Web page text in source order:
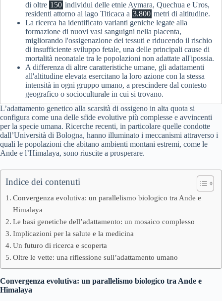
di oltre 150 individui delle etnie Aymara, Quechua e Uros,
residenti attorno al lago Titicaca a 3.800 metri di altitudine.
La ricerca ha identificato varianti geniche legate alla
formazione di nuovi vasi sanguigni nella placenta,
migliorando l'ossigenazione dei tessuti e riducendo il rischio
di insufficiente sviluppo fetale, una delle principali cause di
mortalità neonatale tra le popolazioni non adattate all'ipossia.
A differenza di altre caratteristiche umane, gli adattamenti
all'altitudine elevata esercitano la loro azione con la stessa
intensità in ogni gruppo umano, a prescindere dal contesto
geografico o socioculturale in cui si trovano.
L’adattamento genetico alla scarsità di ossigeno in alta quota si
configura come una delle sfide evolutive più complesse e avvincenti
per la specie umana. Ricerche recenti, in particolare quelle condotte
dall’Università di Bologna, hanno illuminato i meccanismi attraverso i
quali le popolazioni che abitano ambienti montani estremi, come le
Ande e l’Himalaya, sono riuscite a prosperare.
Indice dei contenuti
Convergenza evolutiva: un parallelismo biologico tra Ande e
Himalaya
Le basi genetiche dell’adattamento: un mosaico complesso
Implicazioni per la salute e la medicina
Un futuro di ricerca e scoperta
Oltre le vette: una riflessione sull’adattamento umano
Convergenza evolutiva: un parallelismo biologico tra Ande e
Himalaya